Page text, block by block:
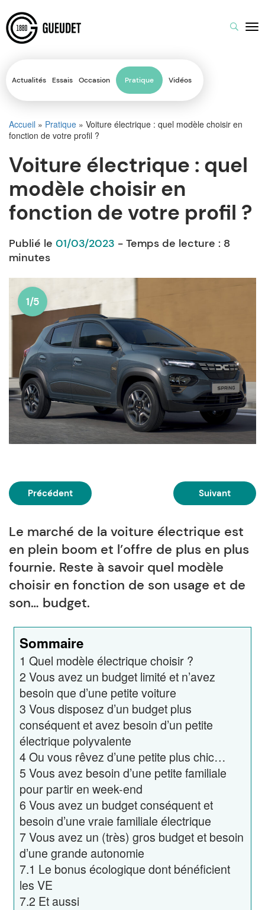
Actualités Essais Occasion Pratique Vidéos
Accueil » Pratique » Voiture électrique : quel modèle choisir en
fonction de votre profil ?
Voiture électrique : quel
modèle choisir en
fonction de votre profil ?
Publié le 01/03/2023 - Temps de lecture : 8
minutes
Précédent
1/5
Suivant
Le marché de la voiture électrique est
en plein boom et l’offre de plus en plus
fournie. Reste à savoir quel modèle
choisir en fonction de son usage et de
son… budget.
Sommaire
1 Quel modèle électrique choisir ?
2 Vous avez un budget limité et n’avez
besoin que d’une petite voiture
3 Vous disposez d’un budget plus
conséquent et avez besoin d’un petite
électrique polyvalente
4Ou vous rêvez d’une petite plus chic…
5 Vous avez besoin d’une petite familiale
pour partir en week-end
6 Vous avez un budget conséquent et
besoin d’une vraie familiale électrique
7Vous avez un (très) gros budget et besoin
d’une grande autonomie
7.1 Le bonus écologique dont bénéficient
les VE
7.2 Et aussi